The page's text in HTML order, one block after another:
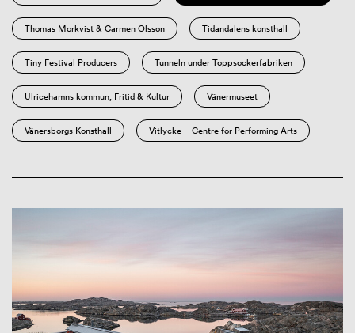
Thomas Morkvist & Carmen Olsson Tidandalens konsthall
Tiny Festival Producers Tunneln under Toppsockerfabriken
Ulricehamns kommun, Fritid & Kultur Vänermuseet
Vänersborgs Konsthall Vitlycke – Centre for Performing Arts